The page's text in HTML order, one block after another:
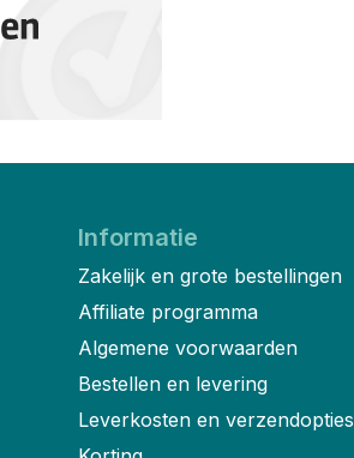
Informatie
Zakelijk en grote bestellingen
Affiliate programma
Algemene voorwaarden
Bestellen en levering
Leverkosten en verzendopties